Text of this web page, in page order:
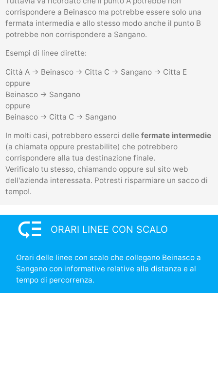
corrispondere a Beinasco ma potrebbe essere solo una
fermata intermedia e allo stesso modo anche il punto B
potrebbe non corrispondere a Sangano.
Esempi di linee dirette:
Città A -> Beinasco -> Citta C -> Sangano -> Citta E
oppure
Beinasco -> Sangano
oppure
Beinasco -> Citta C -> Sangano
In molti casi, potrebbero esserci delle fermate intermedie
(a chiamata oppure prestabilite) che potrebbero
corrispondere alla tua destinazione finale.
Verificalo tu stesso, chiamando oppure sul sito web
dell'azienda interessata. Potresti risparmiare un sacco di
tempo!.
low_priority ORARI LINEE CON SCALO
Orari delle linee con scalo che collegano Beinasco a
Sangano con informative relative alla distanza e al
tempo di percorrenza.